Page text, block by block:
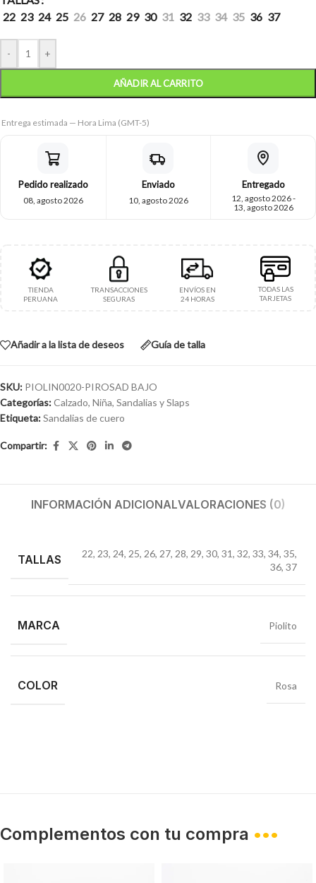
22 23 24 25 26 27 28 29 30 31 32 33 34 35 36 37
- +
AÑADIR AL CARRITO
Entrega estimada — Hora Lima (GMT-5)
Pedido realizado
08, agosto 2026
Enviado
10, agosto 2026
Entregado
12, agosto 2026 -
13, agosto 2026
TIENDA
PERUANA
TRANSACCIONES
SEGURAS
ENVÍOS EN
24 HORAS
TODAS LAS
TARJETAS
Añadir a la lista de deseos Guía de talla
SKU: PIOLIN0020-PIROSAD BAJO
Categorías:Calzado, Niña, Sandalias y Slaps
Etiqueta:Sandalias de cuero
Compartir:
INFORMACIÓN ADICIONALVALORACIONES (0)
TALLAS 22, 23, 24, 25, 26, 27, 28, 29, 30, 31, 32, 33, 34, 35,
36, 37
MARCA Piolito
COLOR Rosa
Complementos con tu compra •••